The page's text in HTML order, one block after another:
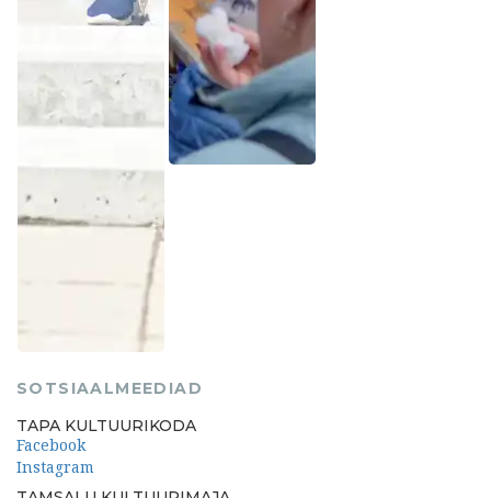
SOTSIAALMEEDIAD
TAPA KULTUURIKODA
Facebook
Instagram